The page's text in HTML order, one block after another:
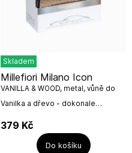
Skladem
Vanilka a dřevo - dokonale
spojení nevinné vanilky se
vzácným santalovým dřevem.
Jednoduchá a...
Millefiori Milano Icon
VANILLA & WOOD, metal, vůně do
auta 47 g
379 Kč
Do košíku